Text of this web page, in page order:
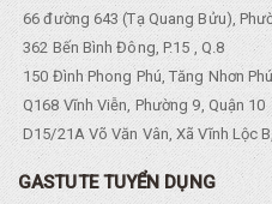
66 đường 643 (Tạ Quang Bửu),
362 Bến Bình Đông, P.15 , Q.8
150 Đình Phong Phú, Tăng Nhơn
Q168 Vĩnh Viễn, Phường 9, Quận 10
D15/21A Võ Văn Vân, Xã Vĩnh Lộc
GASTUTE TUYỂN DỤNG